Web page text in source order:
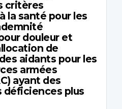
critères
la santé pour les
douleur et
de
aidants pour les
armées
ayant des
déficiences plus